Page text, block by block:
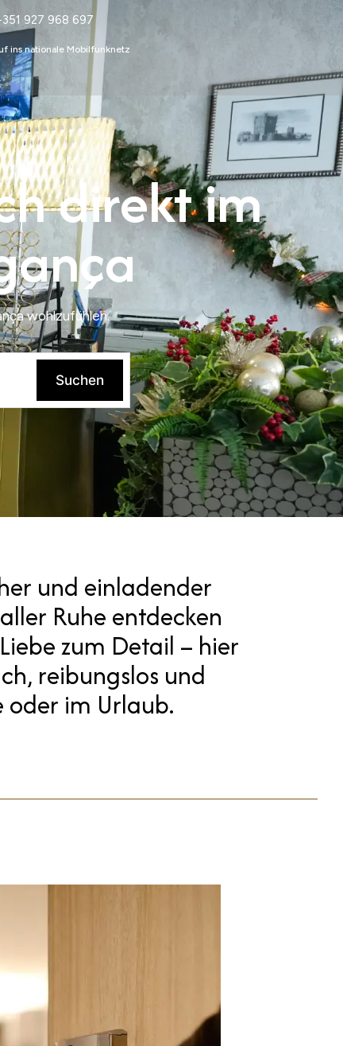
927 968 697
ins nationale Mobilfunknetz
direkt im
wohlzufühlen.
Suchen
und einladender
Ruhe entdecken
zum Detail – hier
reibungslos und
im Urlaub.